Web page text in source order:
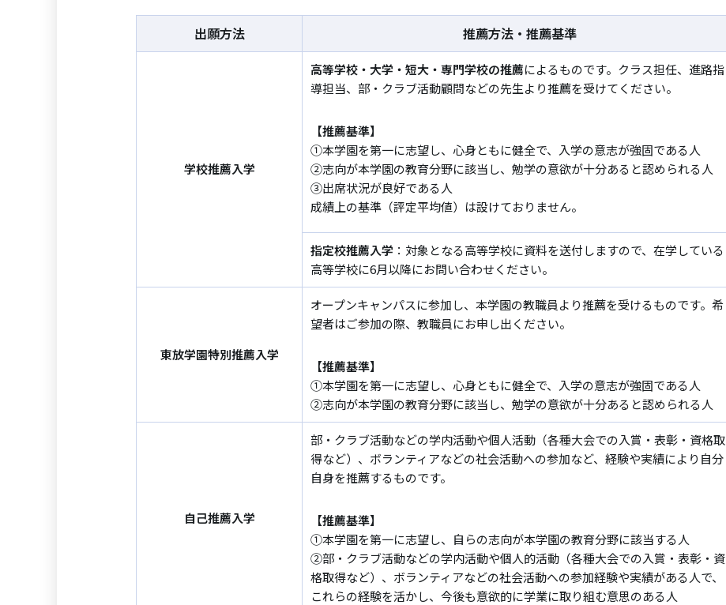
出願方法 推薦方法・推薦基準
学校推薦入学
高等学校・大学・短大・専門学校の推薦によるものです。クラス担任、進路指
導担当、部・クラブ活動顧問などの先生より推薦を受けてください。
【推薦基準】
①本学園を第一に志望し、心身ともに健全で、入学の意志が強固である人
②志向が本学園の教育分野に該当し、勉学の意欲が十分あると認められる人
③出席状況が良好である人
成績上の基準（評定平均値）は設けておりません。
指定校推薦入学 ：対象となる高等学校に資料を送付しますので、在学している
高等学校に6月以降にお問い合わせください。
東放学園特別推薦入学
オープンキャンパスに参加し、本学園の教職員より推薦を受けるものです。希
望者はご参加の際、教職員にお申し出ください。
【推薦基準】
①本学園を第一に志望し、心身ともに健全で、入学の意志が強固である人
②志向が本学園の教育分野に該当し、勉学の意欲が十分あると認められる人
自己推薦入学
部・クラブ活動などの学内活動や個人活動（各種大会での入賞・表彰・資格取
得など）、ボランティアなどの社会活動への参加など、経験や実績により自分
自身を推薦するものです。
【推薦基準】
①本学園を第一に志望し、自らの志向が本学園の教育分野に該当する人
②部・クラブ活動などの学内活動や個人的活動（各種大会での入賞・表彰・資
格取得など）、ボランティアなどの社会活動への参加経験や実績がある人で、
これらの経験を活かし、今後も意欲的に学業に取り組む意思のある人